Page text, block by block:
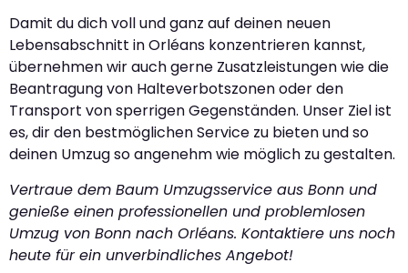
Damit du dich voll und ganz auf deinen neuen
Lebensabschnitt in Orléans konzentrieren kannst,
übernehmen wir auch gerne Zusatzleistungen wie die
Beantragung von Halteverbotszonen oder den
Transport von sperrigen Gegenständen. Unser Ziel ist
es, dir den bestmöglichen Service zu bieten und so
deinen Umzug so angenehm wie möglich zu gestalten.
Vertraue dem Baum Umzugsservice aus Bonn und
genieße einen professionellen und problemlosen
Umzug von Bonn nach Orléans. Kontaktiere uns noch
heute für ein unverbindliches Angebot!